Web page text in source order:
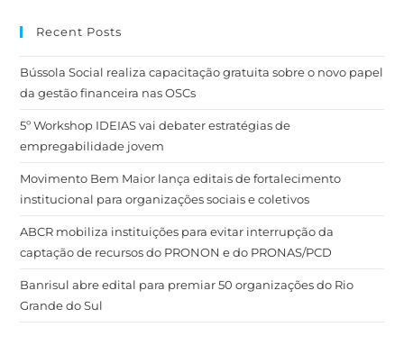
Recent Posts
Bússola Social realiza capacitação gratuita sobre o novo papel
da gestão financeira nas OSCs
5º Workshop IDEIAS vai debater estratégias de
empregabilidade jovem
Movimento Bem Maior lança editais de fortalecimento
institucional para organizações sociais e coletivos
ABCR mobiliza instituições para evitar interrupção da
captação de recursos do PRONON e do PRONAS/PCD
Banrisul abre edital para premiar 50 organizações do Rio
Grande do Sul